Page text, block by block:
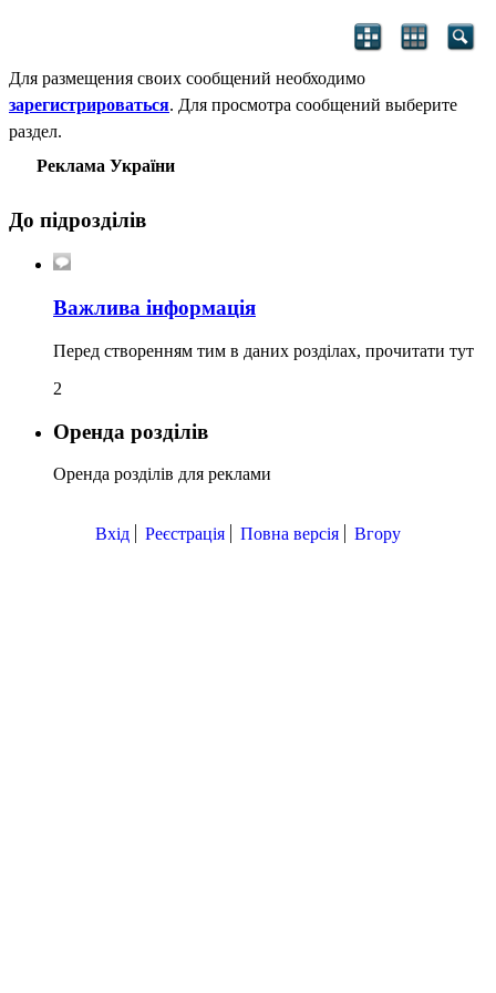
Для размещения своих сообщений необходимо
зарегистрироваться. Для просмотра сообщений выберите
раздел.
Реклама України
До підрозділів
Важлива інформація
Перед створенням тим в даних розділах, прочитати тут
2
Оренда розділів
Оренда розділів для реклами
Вхід Реєстрація Повна версія Вгору